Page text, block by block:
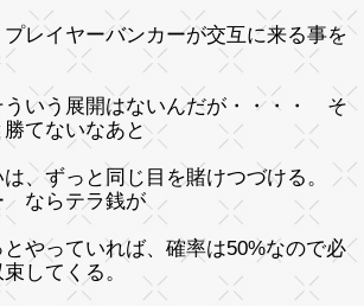
レイヤーバンカーが交互に来る事を
ういう展開はないんだが・・・・ そ
てないなあと
、ずっと同じ目を賭けつづける。
ならテラ銭が
やっていれば、確率は50%なので必
してくる。